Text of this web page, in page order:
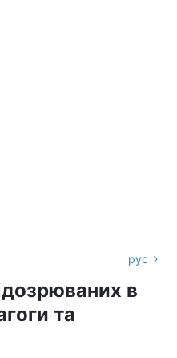
рус
в
та